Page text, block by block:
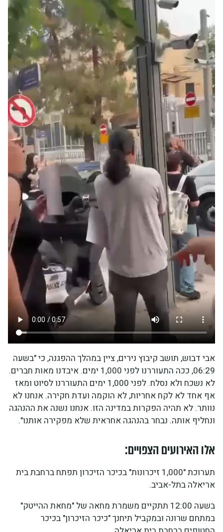
אבי דבוש, תושב קיבוץ נירים, ציין במהלך ההפגנה, כי "בשעה
06:29, ככה התעוררנו לפני 1,000 ימים. איבדנו מאות חברים.
לא נשכח ולא נסלח. לפני 1,000 ימים התעוררנו לסיוט ומאז
אף אחד לא לקח אחריות, לא הוקמה ועדת חקירה. אנחנו לא
נוותר. לא תהיה הפקרות במדינה הזו. אנחנו נשנה את ההנהגה
ונחליף אותה. נבחר בהנהגה אחראית שלא מפקירה אותנו".
אלו האירועים הצפויים:
תערוכת "1,000 זיכרונות" בכיכר הזיכרון תפתח ברחבת בית
אריאלה בתל-אביב.
בשעה 12:00 תתקיים משמרת מחאה של "מחאת ההייטק"
במתחם שרונה ובמקביל תיחנך "כיכר הזיכרון" בכיכר